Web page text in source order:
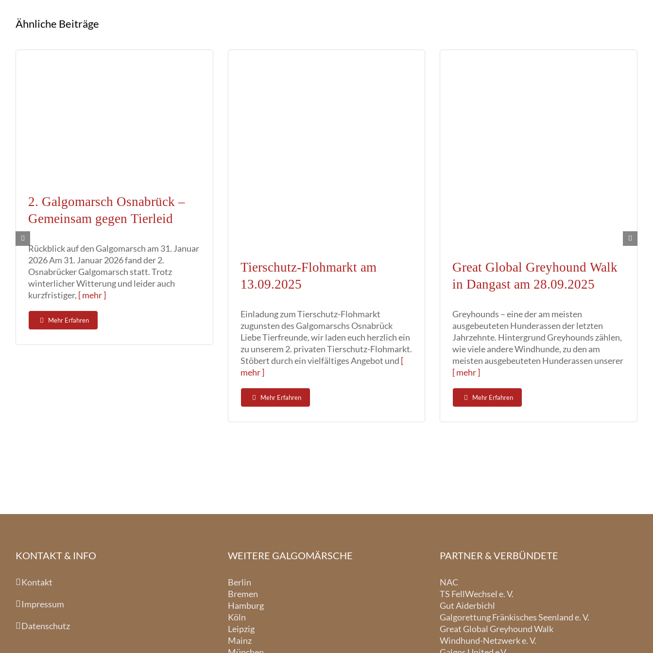
Ähnliche Beiträge
2. Galgomarsch Osnabrück –
Gemeinsam gegen Tierleid
Rückblick auf den Galgomarsch am 31. Januar
2026 Am 31. Januar 2026 fand der 2.
Osnabrücker Galgomarsch statt. Trotz
winterlicher Witterung und leider auch
kurzfristiger, [ mehr ]
Mehr Erfahren
Tierschutz-Flohmarkt am
13.09.2025
Einladung zum Tierschutz-Flohmarkt
zugunsten des Galgomarschs Osnabrück
Liebe Tierfreunde, wir laden euch herzlich ein
zu unserem 2. privaten Tierschutz-Flohmarkt.
Stöbert durch ein vielfältiges Angebot und [
mehr ]
Mehr Erfahren
Great Global Greyhound Walk
in Dangast am 28.09.2025
Greyhounds – eine der am meisten
ausgebeuteten Hunderassen der letzten
Jahrzehnte. Hintergrund Greyhounds zählen,
wie viele andere Windhunde, zu den am
meisten ausgebeuteten Hunderassen unserer
[ mehr ]
Mehr Erfahren
KONTAKT & INFO
Kontakt
Impressum
Datenschutz
WEITERE GALGOMÄRSCHE
Berlin
Bremen
Hamburg
Köln
Leipzig
Mainz
PARTNER & VERBÜNDETE
NAC
TS FellWechsel e. V.
Gut Aiderbichl
Galgorettung Fränkisches Seenland e. V.
Great Global Greyhound Walk
Windhund-Netzwerk e. V.